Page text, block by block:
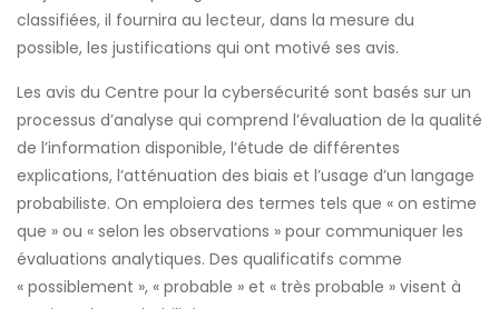
classifiées, il fournira au lecteur, dans la mesure du
possible, les justifications qui ont motivé ses avis.
Les avis du Centre pour la cybersécurité sont basés sur un
processus d’analyse qui comprend l’évaluation de la qualité
de l’information disponible, l’étude de différentes
explications, l’atténuation des biais et l’usage d’un langage
probabiliste. On emploiera des termes tels que « on estime
que » ou « selon les observations » pour communiquer les
évaluations analytiques. Des qualificatifs comme
« possiblement », « probable » et « très probable » visent à